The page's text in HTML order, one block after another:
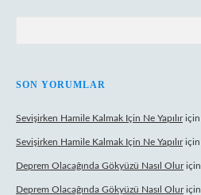
SON YORUMLAR
Sevişirken Hamile Kalmak Için Ne Yapılıriçin
Sevişirken Hamile Kalmak Için Ne Yapılıriçin
Deprem Olacağında Gökyüzü Nasıl Oluriçin
Deprem Olacağında Gökyüzü Nasıl Oluriçin